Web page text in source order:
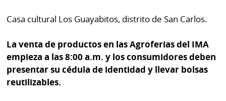
⌾
Picante
⌾
La
⌾
Sin
Censura
Casa cultural Los Guayabitos, distrito de San Carlos.
La venta de productos en las Agroferias del IMA
empieza a las 8:00 a.m. y los consumidores deben
presentar su cédula de identidad y llevar bolsas
reutilizables.